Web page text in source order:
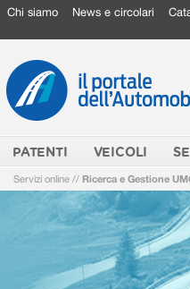
Chi siamo News e circolari
PATENTI VEICOLI
Servizi online // Ricerca e Gestione